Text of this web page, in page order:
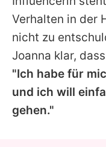
Verhalten in der
nicht zu
Joanna klar,
"Ich habe für
und ich will
gehen."